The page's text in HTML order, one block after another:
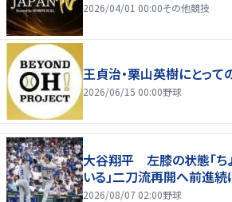
2026/04/01 00:00その他競技
王貞治・栗山英樹にとって
2026/06/15 00:00野球
大谷翔平 左膝の状態「ち
いる」二刀流再開へ前進続
2026/08/07 02:00野球